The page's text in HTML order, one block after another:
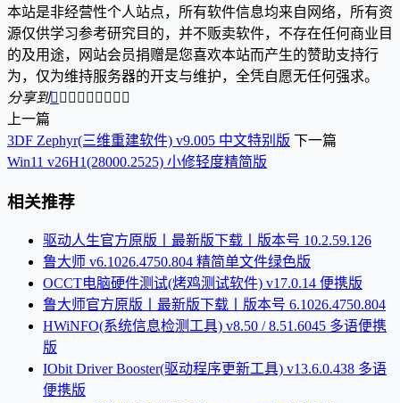
本站是非经营性个人站点，所有软件信息均来自网络，所有资
源仅供学习参考研究目的，并不贩卖软件，不存在任何商业目
的及用途，网站会员捐赠是您喜欢本站而产生的赞助支持行
为，仅为维持服务器的开支与维护，全凭自愿无任何强求。
分享到        
上一篇
3DF Zephyr(三维重建软件) v9.005 中文特别版 下一篇
Win11 v26H1(28000.2525) 小修轻度精简版
相关推荐
驱动人生官方原版丨最新版下载丨版本号 10.2.59.126
鲁大师 v6.1026.4750.804 精简单文件绿色版
OCCT电脑硬件测试(烤鸡测试软件) v17.0.14 便携版
鲁大师官方原版丨最新版下载丨版本号 6.1026.4750.804
HWiNFO(系统信息检测工具) v8.50 / 8.51.6045 多语便携
版
IObit Driver Booster(驱动程序更新工具) v13.6.0.438 多语
便携版